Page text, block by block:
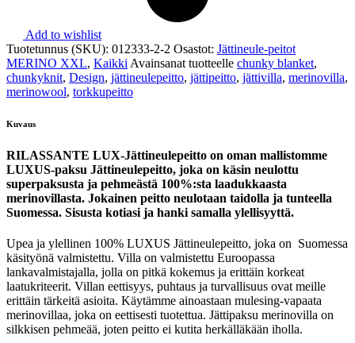
Add to wishlist
Tuotetunnus (SKU): 012333-2-2 Osastot: Jättineule-peitot
MERINO XXL, Kaikki Avainsanat tuotteelle chunky blanket,
chunkyknit, Design, jättineulepeitto, jättipeitto, jättivilla, merinovilla,
merinowool, torkkupeitto
Kuvaus
RILASSANTE LUX-Jättineulepeitto on oman mallistomme
LUXUS-paksu Jättineulepeitto, joka on käsin neulottu
superpaksusta ja pehmeästä 100%:sta laadukkaasta
merinovillasta. Jokainen peitto neulotaan taidolla ja tunteella
Suomessa. Sisusta kotiasi ja hanki samalla ylellisyyttä.
Upea ja ylellinen 100% LUXUS Jättineulepeitto, joka on Suomessa
käsityönä valmistettu. Villa on valmistettu Euroopassa
lankavalmistajalla, jolla on pitkä kokemus ja erittäin korkeat
laatukriteerit. Villan eettisyys, puhtaus ja turvallisuus ovat meille
erittäin tärkeitä asioita. Käytämme ainoastaan mulesing-vapaata
merinovillaa, joka on eettisesti tuotettua. Jättipaksu merinovilla on
silkkisen pehmeää, joten peitto ei kutita herkälläkään iholla.